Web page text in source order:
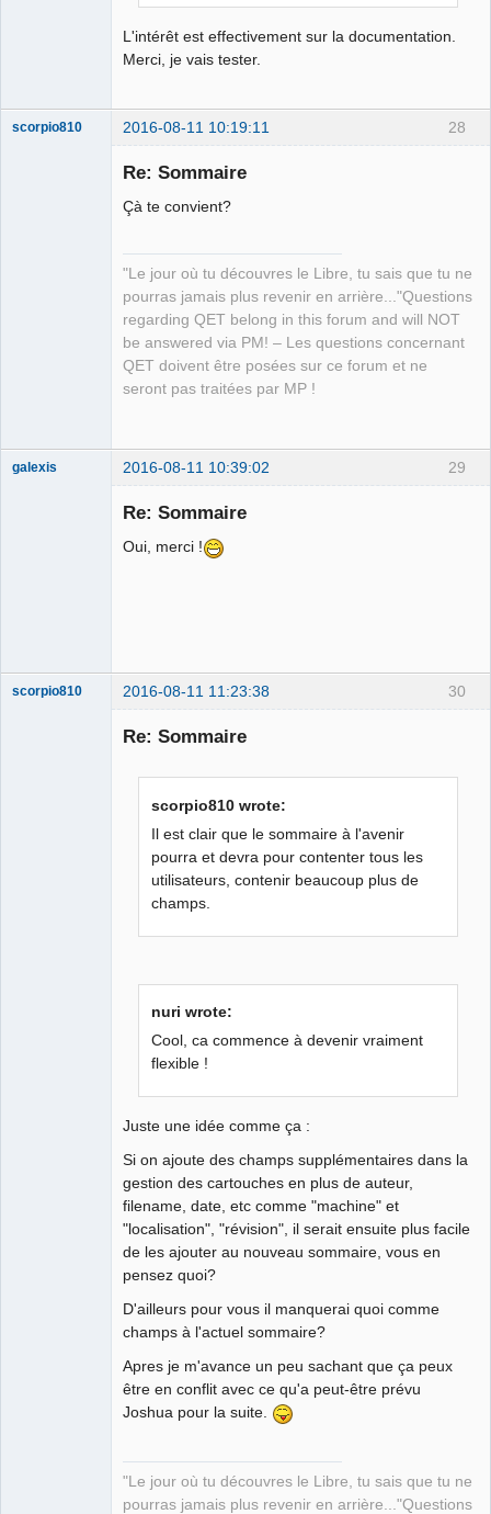
L'intérêt est effectivement sur la documentation.
Merci, je vais tester.
28
scorpio810 2016-08-11 10:19:11
Re: Sommaire
Çà te convient?
"Le jour où tu découvres le Libre, tu sais que tu ne
pourras jamais plus revenir en arrière..."Questions
regarding QET belong in this forum and will NOT
be answered via PM! – Les questions concernant
QET doivent être posées sur ce forum et ne
seront pas traitées par MP !
29
galexis 2016-08-11 10:39:02
Re: Sommaire
Oui, merci !
30
scorpio810 2016-08-11 11:23:38
Re: Sommaire
scorpio810 wrote:
Il est clair que le sommaire à l'avenir
pourra et devra pour contenter tous les
utilisateurs, contenir beaucoup plus de
champs.
nuri wrote:
Cool, ca commence à devenir vraiment
flexible !
Juste une idée comme ça :
Si on ajoute des champs supplémentaires dans la
gestion des cartouches en plus de auteur,
filename, date, etc comme "machine" et
"localisation", "révision", il serait ensuite plus facile
de les ajouter au nouveau sommaire, vous en
pensez quoi?
D'ailleurs pour vous il manquerai quoi comme
champs à l'actuel sommaire?
Apres je m'avance un peu sachant que ça peux
être en conflit avec ce qu'a peut-être prévu
Joshua pour la suite.
"Le jour où tu découvres le Libre, tu sais que tu ne
pourras jamais plus revenir en arrière..."Questions